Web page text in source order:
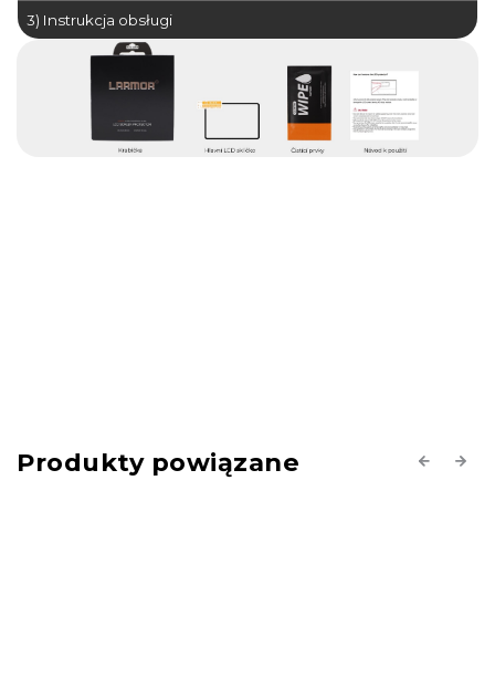
3) Instrukcja obsługi
Produkty powiązane Previous
Next